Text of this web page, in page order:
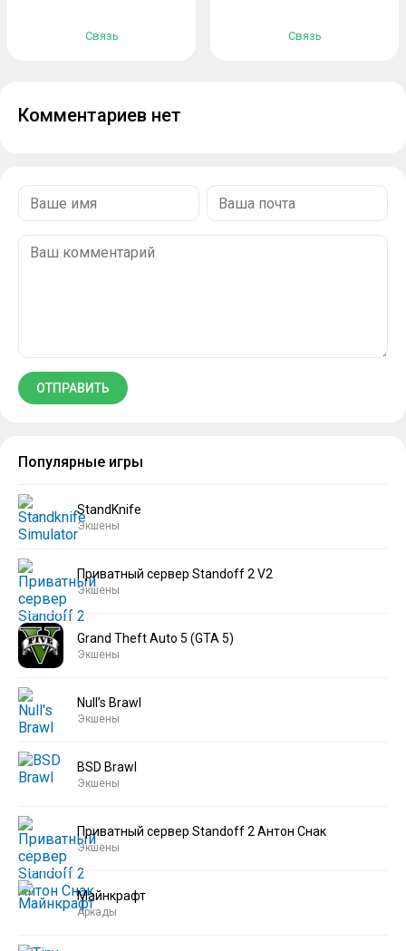
Связь Связь
Комментариев нет
Популярные игры
StandKnife
Экшены
Приватный сервер Standoff 2 V2
Экшены
Grand Theft Auto 5 (GTA 5)
Экшены
Null’s Brawl
Экшены
BSD Brawl
Экшены
Приватный сервер Standoff 2 Антон Снак
Экшены
Майнкрафт
Аркады